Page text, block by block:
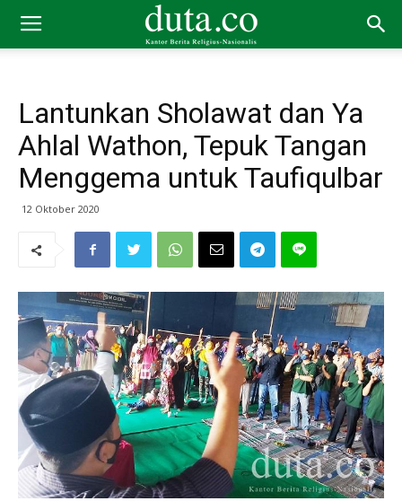
Lantunkan Sholawat dan Ya
Ahlal Wathon, Tepuk Tangan
Menggema untuk Taufiqulbar
12 Oktober 2020